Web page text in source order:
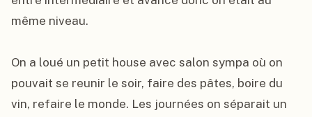
même niveau.
On a loué un petit house avec salon sympa où on
pouvait se reunir le soir, faire des pâtes, boire du
vin, refaire le monde. Les journées on séparait un